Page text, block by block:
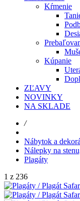
Kŕmenie
Kúpanie
ZĽAVY
NOVINKY
NA SKLADE
/
Nábytok a
Nálepky na
Plagáty
1 z 236